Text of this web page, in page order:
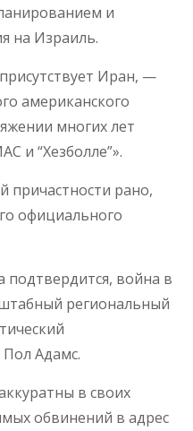
и
на Израиль.
Иран, —
американского
многих лет
и “Хезболле”».
причастности рано,
официального
подтвердится, война в
региональный
Адамс.
в своих
обвинений в адрес